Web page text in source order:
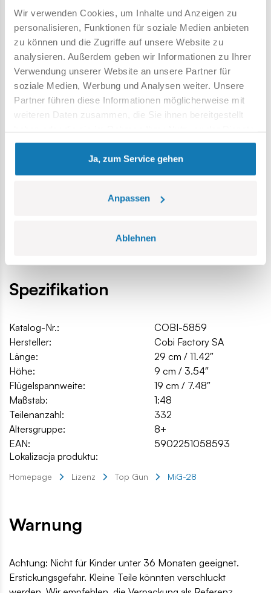
Wir verwenden Cookies, um Inhalte und Anzeigen zu
personalisieren, Funktionen für soziale Medien anbieten
zu können und die Zugriffe auf unsere Website zu
analysieren. Außerdem geben wir Informationen zu Ihrer
Verwendung unserer Website an unsere Partner für
soziale Medien, Werbung und Analysen weiter. Unsere
Partner führen diese Informationen möglicherweise mit
weiteren Daten zusammen, die Sie ihnen bereitgestellt
gesammelt haben.
Ja, zum Service gehen
Anpassen
Ablehnen
verblassen nicht beim Spielen oder unter
Temperatureinfluss,
klare und intuitive Anweisungen basierend auf
Zeichnungen und Symbolen,
100 % Drucke, keine Aufkleber,
Blockflugzeugständer,
ein Schild mit dem Namen des Sets,
mm (7,48 Zoll) 90 mm (3,54 Zoll)
Spezifikation
Katalog-Nr.:
COBI-5859
Hersteller:
Cobi Factory SA
Länge:
29 cm / 11.42″
Höhe:
9 cm / 3.54″
Flügelspannweite:
19 cm / 7.48″
Maßstab:
1:48
Teilenanzahl:
332
Altersgruppe:
8+
EAN:
5902251058593
Lokalizacja produktu:
Homepage Lizenz Top Gun MiG-28
Warnung
Achtung: Nicht für Kinder unter 36 Monaten geeignet.
Erstickungsgefahr. Kleine Teile könnten verschluckt